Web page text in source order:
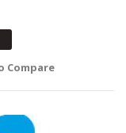
Compare